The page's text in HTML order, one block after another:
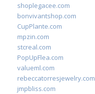
shoplegacee.com
bonvivantshop.com
CupPlante.com
mpzin.com
stcreal.com
PopUpFlea.com
valueml.com
rebeccatorresjewelry.com
jmpbliss.com